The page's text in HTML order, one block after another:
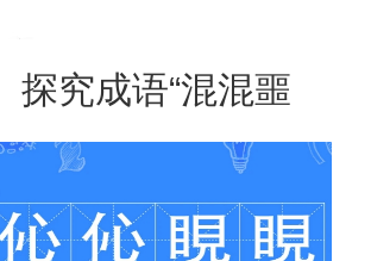
探究成语“混混噩
噩”的含义与应用